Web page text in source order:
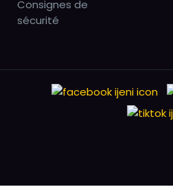
Consignes de
sécurité